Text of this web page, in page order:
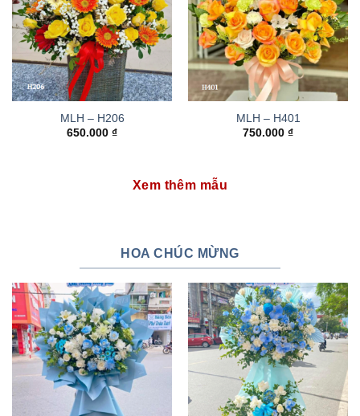
MLH – H206
650.000 ₫
MLH – H401
750.000 ₫
Xem thêm mẫu
HOA CHÚC MỪNG